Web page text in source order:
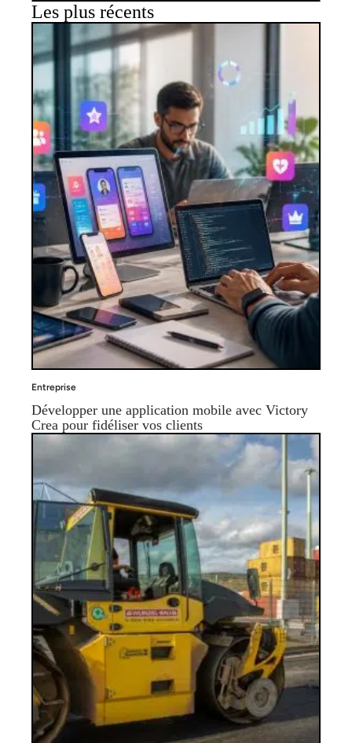
Les plus récents
Entreprise
Développer une application mobile avec Victory
Crea pour fidéliser vos clients